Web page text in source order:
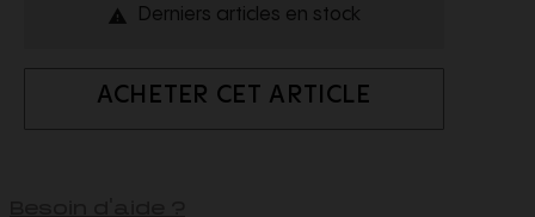
 Derniers articles en stock
ACHETER CET ARTICLE